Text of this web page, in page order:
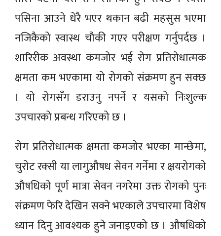
पसिना आउने धेरै भएर थकान बढी महसुस भएमा
नजिकैको स्वास्थ चौकी गएर परीक्षण गर्नुपर्दछ ।
शारिरीक अवस्था कमजोर भई रोग प्रतिरोधात्मक
क्षमता कम भएकामा यो रोगको संक्रमण हुन सक्छ
। यो रोगसँग डराउनु नपर्ने र यसको निःशुल्क
उपचारको प्रबन्ध गरिएको छ ।
रोग प्रतिरोधात्मक क्षमता कमजोर भएका मान्छेमा,
चुरोट रक्सी या लागुऔषध सेवन गर्नेमा र क्षयरोगको
औषधिको पूर्ण मात्रा सेवन नगरेमा उक्त रोगको पुनः
संक्रमण फेरि देखिन सक्ने भएकाले उपचारमा विशेष
ध्यान दिनु आवश्यक हुने जनाइएको छ । औषधिको